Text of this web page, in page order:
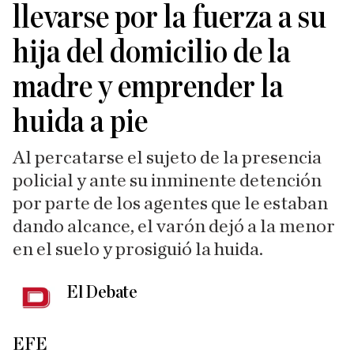
llevarse por la fuerza a su
hija del domicilio de la
madre y emprender la
huida a pie
Al percatarse el sujeto de la presencia
policial y ante su inminente detención
por parte de los agentes que le estaban
dando alcance, el varón dejó a la menor
en el suelo y prosiguió la huida.
El Debate
EFE